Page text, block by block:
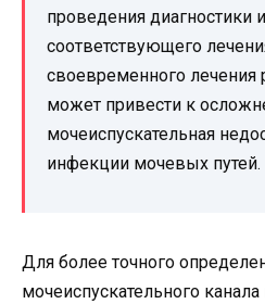
проведения диагностики
соответствующего
своевременного
может привести к
мочеиспускательная
инфекции мочевых путей.
Для более точного
мочеиспускательного